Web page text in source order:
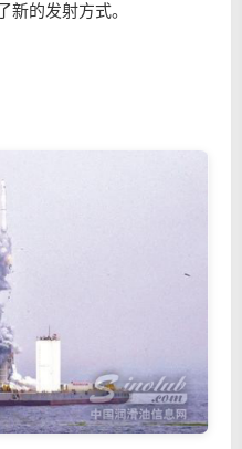
新的发射方式。